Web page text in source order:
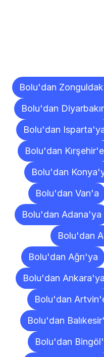
Bolu'dan
Bolu'dan
Bolu'dan
Bolu'dan Kırşehir'e
Bolu'dan
Bolu'dan Van'a
Bolu'dan Adana'ya
Bolu'dan
Bolu'dan Ağrı'ya
Bolu'dan Ankara'ya
Bolu'dan
Bolu'dan
Bolu'dan